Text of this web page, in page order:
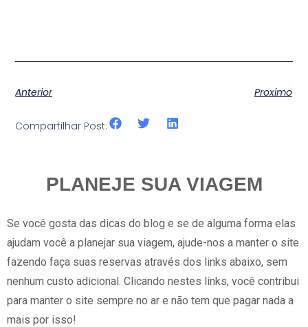
Anterior Proximo
Compartilhar Post:
PLANEJE SUA VIAGEM
Se você gosta das dicas do blog e se de alguma forma elas
ajudam você a planejar sua viagem, ajude-nos a manter o site
fazendo faça suas reservas através dos links abaixo, sem
nenhum custo adicional. Clicando nestes links, você contribui
para manter o site sempre no ar e não tem que pagar nada a
mais por isso!